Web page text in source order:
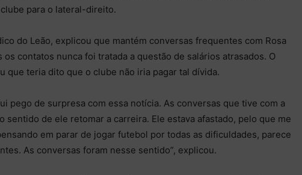
para o lateral-direito.
do Leão, explicou que mantém conversas frequentes com Rosa
os contatos nunca foi tratada a questão de salários atrasados. O
que teria dito que o clube não iria pagar tal dívida.
pego de surpresa com essa notícia. As conversas que tive com a
sentido de ele retomar a carreira. Ele estava afastado, pelo que me
em parar de jogar futebol por todas as dificuldades, parece
As conversas foram nesse sentido”, explicou.